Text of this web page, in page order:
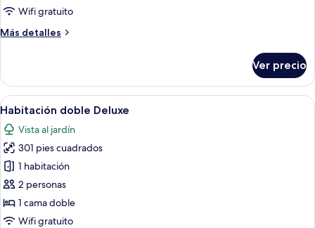
Wifi gratuito
Más detalles
Más
(Matterhorn)
Ver precio
Abrir
todas
las
fotos
de
Habitación
doble
Deluxe
Habitación de hotel con una cama
5
Habitación doble Deluxe
Vista al jardín
301 pies cuadrados
1 habitación
2 personas
1 cama doble
Wifi gratuito